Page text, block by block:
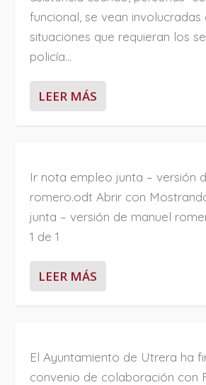
funcional, se vean involucradas
situaciones que requieran los
policía...
LEER MÁS
Ir nota empleo junta – versión
romero.odt Abrir con
junta – versión de manuel
1 de 1
LEER MÁS
El Ayuntamiento de Utrera ha
convenio de colaboración con